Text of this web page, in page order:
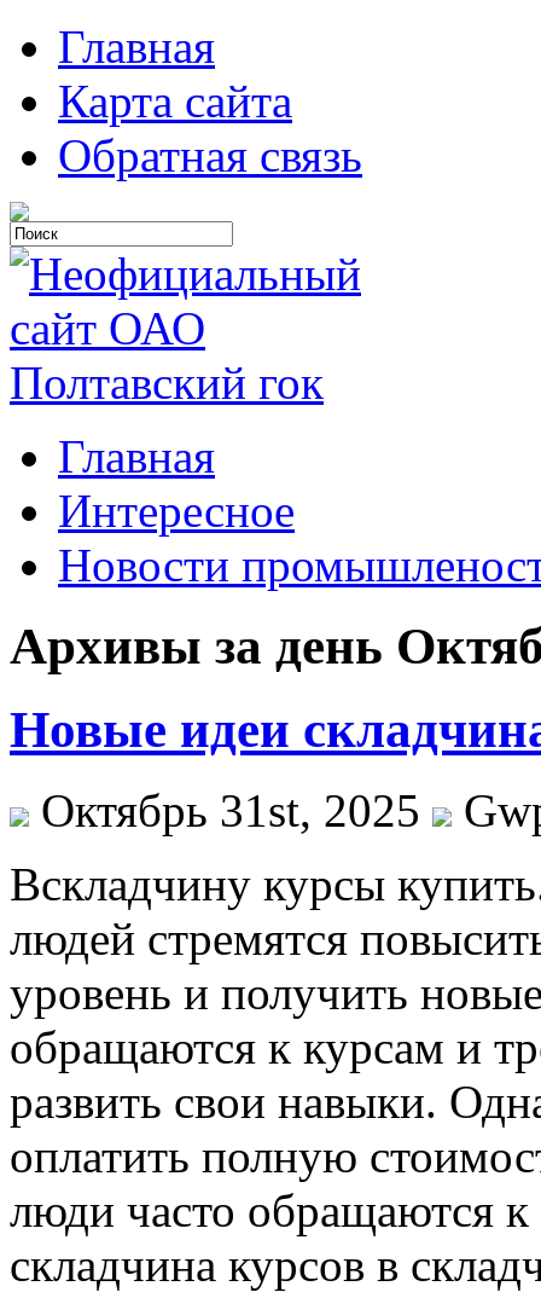
Главная
Карта сайта
Обратная связь
Главная
Интересное
Новости
Архивы за день
Новые идеи
Октябрь 31st, 2025
Всклaдчину курсы
людей стремятся
уровень и получить
обращаются к курсам и
развить свои навыки.
оплатить полную
люди часто обращаются
складчина курсов в